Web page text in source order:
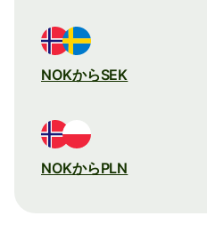
NOKからSEK
NOKからPLN